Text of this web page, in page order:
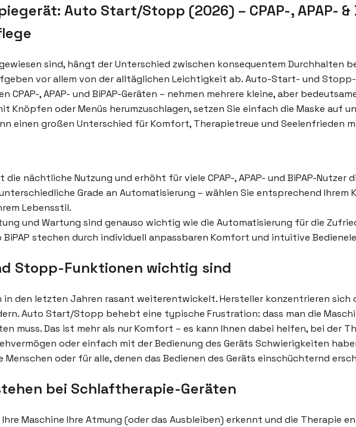
Auto Start/Stopp (2026) – CPAP-, APAP- &
sind, hängt der Unterschied zwischen konsequentem Durchhalten
vor allem von der alltäglichen Leichtigkeit ab. Auto-Start- und
, APAP- und BiPAP-Geräten – nehmen mehrere kleine, aber
Knöpfen oder Menüs herumzuschlagen, setzen Sie einfach die Maske auf
einen großen Unterschied für Komfort, Therapietreue und Seelenfrieden
nächtliche Nutzung und erhöht für viele CPAP-, APAP- und BiPAP-Nutzer
Grade an Automatisierung – wählen Sie entsprechend Ihrem
Lebensstil.
und Wartung sind genauso wichtig wie die Automatisierung für die
BiPAP stechen durch individuell anpassbaren Komfort und intuitive
Stopp-Funktionen wichtig sind
den letzten Jahren rasant weiterentwickelt. Hersteller konzentrieren sich
Auto Start/Stopp behebt eine typische Frustration: dass man die
muss. Das ist mehr als nur Komfort – es kann Ihnen dabei helfen, bei der
oder einfach mit der Bedienung des Geräts Schwierigkeiten
oder für alle, denen das Bedienen des Geräts einschüchternd
bei Schlaftherapie-Geräten
Maschine Ihre Atmung (oder das Ausbleiben) erkennt und die Therapie